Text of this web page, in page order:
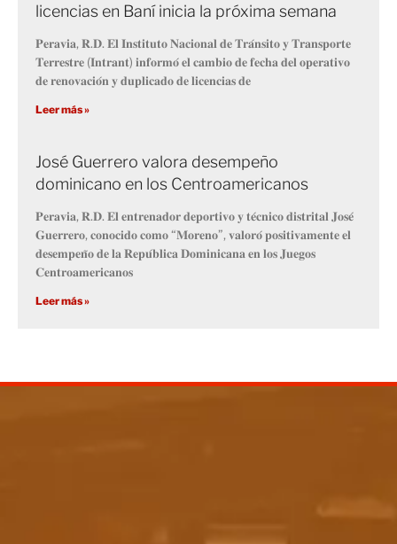
licencias en Baní inicia la próxima semana
𝐏𝐞𝐫𝐚𝐯𝐢𝐚, 𝐑.𝐃. 𝐄𝐥 𝐈𝐧𝐬𝐭𝐢𝐭𝐮𝐭𝐨 𝐍𝐚𝐜𝐢𝐨𝐧𝐚𝐥 𝐝𝐞 𝐓𝐫𝐚́𝐧𝐬𝐢𝐭𝐨 𝐲 𝐓𝐫𝐚𝐧𝐬𝐩𝐨𝐫𝐭𝐞
𝐓𝐞𝐫𝐫𝐞𝐬𝐭𝐫𝐞 (𝐈𝐧𝐭𝐫𝐚𝐧𝐭) 𝐢𝐧𝐟𝐨𝐫𝐦𝐨́ 𝐞𝐥 𝐜𝐚𝐦𝐛𝐢𝐨 𝐝𝐞 𝐟𝐞𝐜𝐡𝐚 𝐝𝐞𝐥 𝐨𝐩𝐞𝐫𝐚𝐭𝐢𝐯𝐨
𝐝𝐞 𝐫𝐞𝐧𝐨𝐯𝐚𝐜𝐢𝐨́𝐧 𝐲 𝐝𝐮𝐩𝐥𝐢𝐜𝐚𝐝𝐨 𝐝𝐞 𝐥𝐢𝐜𝐞𝐧𝐜𝐢𝐚𝐬 𝐝𝐞
Leer más »
José Guerrero valora desempeño
dominicano en los Centroamericanos
𝐏𝐞𝐫𝐚𝐯𝐢𝐚, 𝐑.𝐃. 𝐄𝐥 𝐞𝐧𝐭𝐫𝐞𝐧𝐚𝐝𝐨𝐫 𝐝𝐞𝐩𝐨𝐫𝐭𝐢𝐯𝐨 𝐲 𝐭𝐞́𝐜𝐧𝐢𝐜𝐨 𝐝𝐢𝐬𝐭𝐫𝐢𝐭𝐚𝐥 𝐉𝐨𝐬𝐞́
𝐆𝐮𝐞𝐫𝐫𝐞𝐫𝐨, 𝐜𝐨𝐧𝐨𝐜𝐢𝐝𝐨 𝐜𝐨𝐦𝐨 “𝐌𝐨𝐫𝐞𝐧𝐨”, 𝐯𝐚𝐥𝐨𝐫𝐨́ 𝐩𝐨𝐬𝐢𝐭𝐢𝐯𝐚𝐦𝐞𝐧𝐭𝐞 𝐞𝐥
𝐝𝐞𝐬𝐞𝐦𝐩𝐞𝐧̃𝐨 𝐝𝐞 𝐥𝐚 𝐑𝐞𝐩𝐮́𝐛𝐥𝐢𝐜𝐚 𝐃𝐨𝐦𝐢𝐧𝐢𝐜𝐚𝐧𝐚 𝐞𝐧 𝐥𝐨𝐬 𝐉𝐮𝐞𝐠𝐨𝐬
𝐂𝐞𝐧𝐭𝐫𝐨𝐚𝐦𝐞𝐫𝐢𝐜𝐚𝐧𝐨𝐬
Leer más »